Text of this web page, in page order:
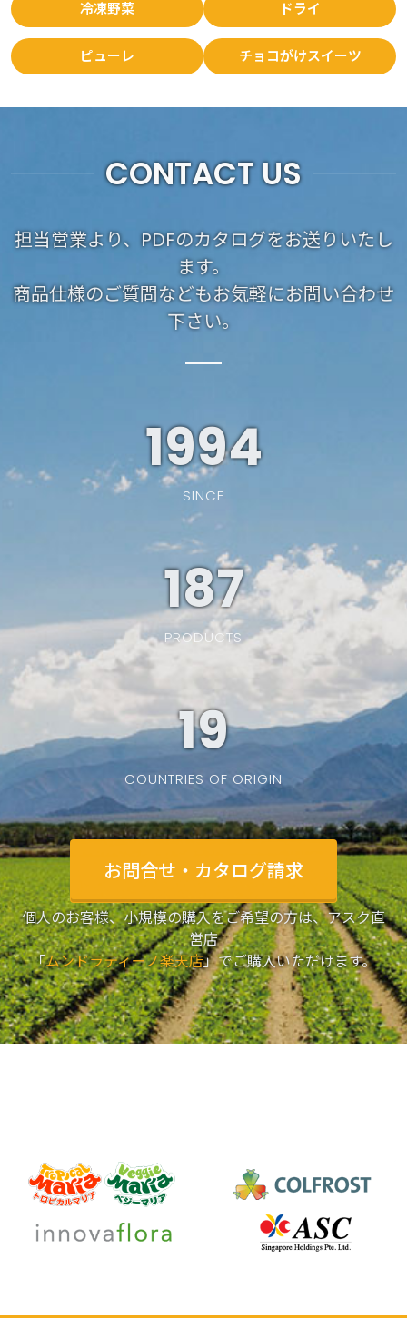
冷凍野菜 ドライ
ピューレ チョコがけスイーツ
CONTACT US
担当営業より、PDFのカタログをお送りいたし
ます。
商品仕様のご質問などもお気軽にお問い合わせ
下さい。
1994
SINCE
187
PRODUCTS
19
COUNTRIES OF ORIGIN
お問合せ・カタログ請求
個人のお客様、小規模の購入をご希望の方は、アスク直
営店
「ムンドラティーノ楽天店」でご購入いただけます。